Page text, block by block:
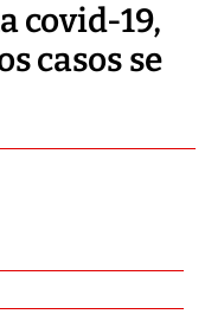
covid-19,
casos se